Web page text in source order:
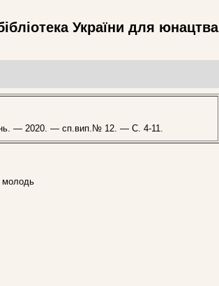
України для юнацтва
— 2020. — сп.вип.№ 12. — С. 4-11.
молодь